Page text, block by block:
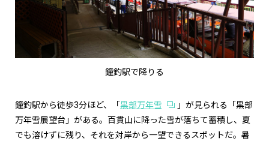
鐘釣駅で降りる
鐘釣駅から徒歩3分ほど、「 黒部万年雪
」が見られる「黒部
万年雪展望台」がある。百貫山に降った雪が落ちて蓄積し、夏
でも溶けずに残り、それを対岸から一望できるスポットだ。暑